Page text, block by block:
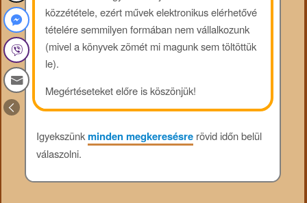
közzététele, ezért művek elektronikus elérhetővé
tételére semmilyen formában nem vállalkozunk
(mivel a könyvek zömét mi magunk sem töltöttük
le).
Megértéseteket előre is köszönjük!
Igyekszünkminden megkeresésrerövid időn belül
válaszolni.